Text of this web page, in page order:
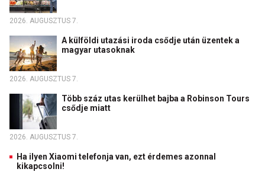
2026. AUGUSZTUS 7.
A külföldi utazási iroda csődje után üzentek a
magyar utasoknak
2026. AUGUSZTUS 7.
Több száz utas kerülhet bajba a Robinson Tours
csődje miatt
2026. AUGUSZTUS 7.
Ha ilyen Xiaomi telefonja van, ezt érdemes azonnal
kikapcsolni!